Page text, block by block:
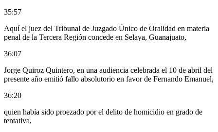
35:57
Aquí el juez del Tribunal de Juzgado Único de Oralidad en materia
penal de la Tercera Región concede en Selaya, Guanajuato,
36:07
Jorge Quiroz Quintero, en una audiencia celebrada el 10 de abril del
presente año emitió fallo absolutorio en favor de Fernando Emanuel,
36:20
quien había sido proezado por el delito de homicidio en grado de
tentativa,